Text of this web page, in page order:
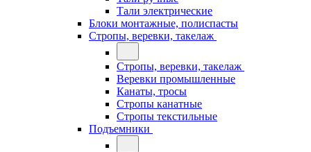
Тали электрические
Блоки монтажные, полиспасты
Стропы, веревки, такелаж
Стропы, веревки, такелаж
Веревки промышленные
Канаты, тросы
Стропы канатные
Стропы текстильные
Подъемники